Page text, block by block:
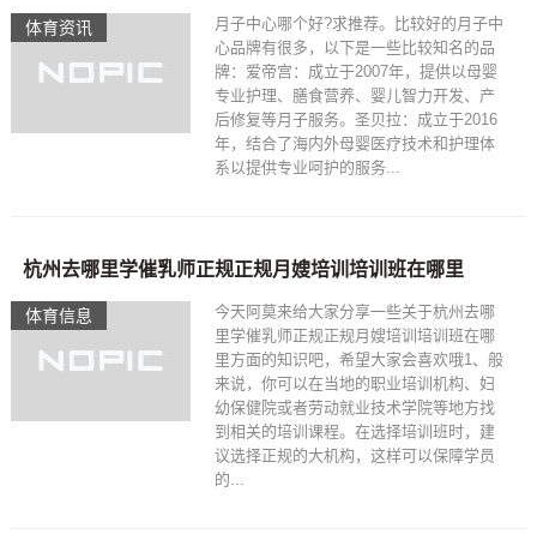
体育资讯
月子中心哪个好?求推荐。比较好的月子中
心品牌有很多，以下是一些比较知名的品
牌：爱帝宫：成立于2007年，提供以母婴
专业护理、膳食营养、婴儿智力开发、产
后修复等月子服务。圣贝拉：成立于2016
年，结合了海内外母婴医疗技术和护理体
系以提供专业呵护的服务...
体育信息
杭州去哪里学催乳师正规正规月嫂培训培训班在哪里
今天阿莫来给大家分享一些关于杭州去哪
里学催乳师正规正规月嫂培训培训班在哪
里方面的知识吧，希望大家会喜欢哦1、般
来说，你可以在当地的职业培训机构、妇
幼保健院或者劳动就业技术学院等地方找
到相关的培训课程。在选择培训班时，建
议选择正规的大机构，这样可以保障学员
的...